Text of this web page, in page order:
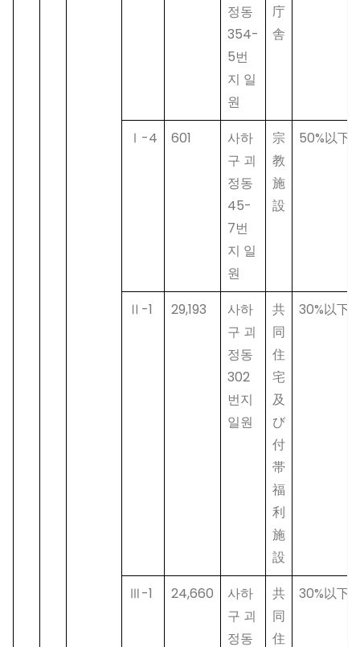
정동
354-
5번
지 일
원
庁
舎
Ⅰ-4 601
사하
구 괴
정동
45-
7번
지 일
원
宗
教
施
設
50%以下
Ⅱ-1 29,193
사하
구 괴
정동
302
번지
일원
共
同
住
宅
及
び
付
帯
福
利
施
設
30%以下
Ⅲ-1 24,660
사하
구 괴
정동
共
同
住
30%以下